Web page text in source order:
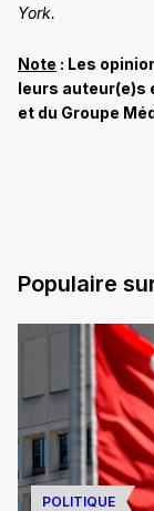
York.
Note : Les
leurs auteur(e)s
et du Groupe
Populaire
POLITIQUE